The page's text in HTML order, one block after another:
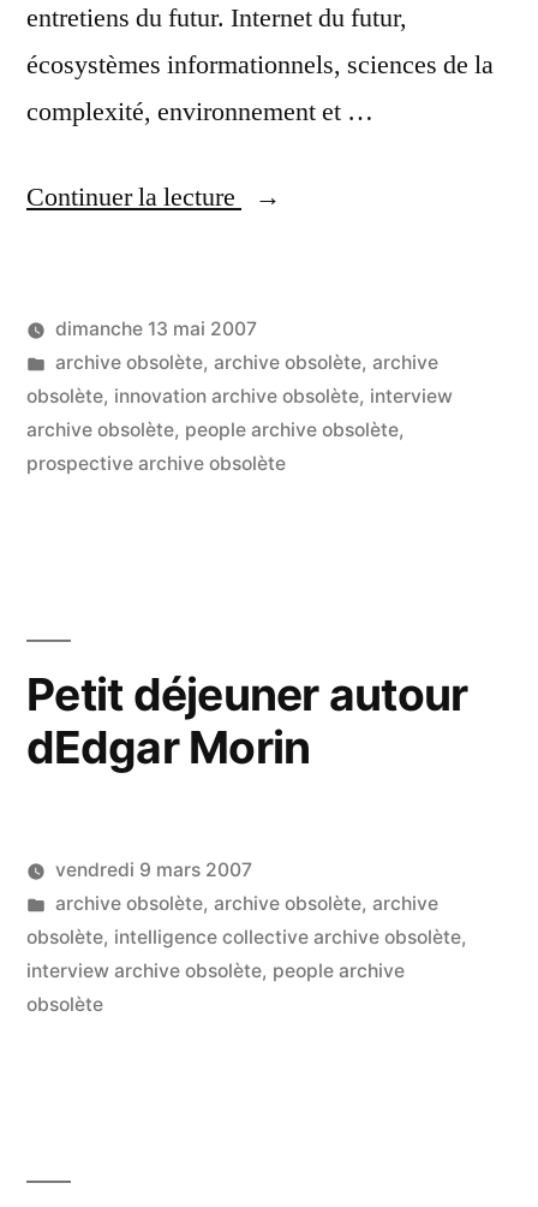
entretiens du futur. Internet du futur,
écosystèmes informationnels, sciences de la
complexité, environnement et …
Continuer la lecture
« Joël
:
internet,
complexité,
écosystèmes,
futur
pour
Publié
par
LucL
dimanche 13 mai 2007
Publié
dans
archive obsolète, archive obsolète, archive
obsolète, innovation archive obsolète, interview
archive obsolète, people archive obsolète,
prospective archive obsolète
Petit déjeuner autour
dEdgar Morin
Publié
par
LucL
vendredi 9 mars 2007
Publié
dans
archive obsolète, archive obsolète, archive
obsolète, intelligence collective archive obsolète,
interview archive obsolète, people archive
obsolète